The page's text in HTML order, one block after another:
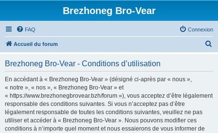
Brezhoneg Bro-Vear
FAQ Connexion
Accueil du forum
Brezhoneg Bro-Vear - Conditions d’utilisation
En accédant à « Brezhoneg Bro-Vear » (désigné ci-après par « nous »,
« notre », « nos », « Brezhoneg Bro-Vear » et
« https://www.brezhonegbrovear.bzh/forum »), vous acceptez d’être légalement
responsable des conditions suivantes. Si vous n’acceptez pas d’être
légalement responsable de toutes les conditions suivantes, veuillez ne pas
utiliser et accéder à « Brezhoneg Bro-Vear ». Nous pouvons modifier ces
conditions à n’importe quel moment et nous essaierons de vous informer de